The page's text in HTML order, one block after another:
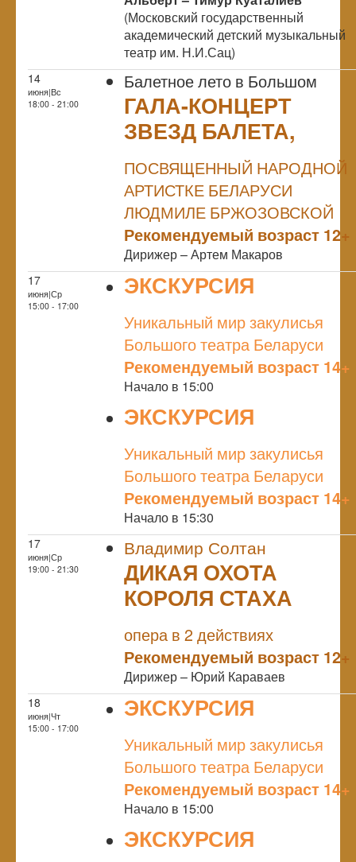
(Московский государственный
академический детский музыкальный
театр им. Н.И.Сац)
14
июня|Вс
18:00 - 21:00
Балетное лето в Большом
ГАЛА-КОНЦЕРТ
ЗВЕЗД БАЛЕТА,
ПОСВЯЩЕННЫЙ НАРОДНОЙ
АРТИСТКЕ БЕЛАРУСИ
ЛЮДМИЛЕ БРЖОЗОВСКОЙ
Рекомендуемый возраст 12+
Дирижер – Артем Макаров
17
июня|Ср
15:00 - 17:00
ЭКСКУРСИЯ
Уникальный мир закулисья
Большого театра Беларуси
Рекомендуемый возраст 14+
Начало в 15:00
ЭКСКУРСИЯ
Уникальный мир закулисья
Большого театра Беларуси
Рекомендуемый возраст 14+
Начало в 15:30
17
июня|Ср
19:00 - 21:30
Владимир Солтан
ДИКАЯ ОХОТА
КОРОЛЯ СТАХА
опера в 2 действиях
Рекомендуемый возраст 12+
Дирижер – Юрий Караваев
18
июня|Чт
15:00 - 17:00
ЭКСКУРСИЯ
Уникальный мир закулисья
Большого театра Беларуси
Рекомендуемый возраст 14+
Начало в 15:00
ЭКСКУРСИЯ